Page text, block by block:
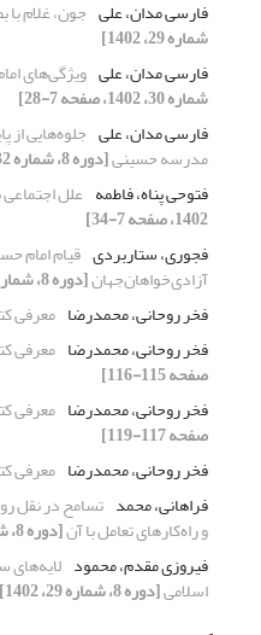
فارسی مدان، علی جون، غلام
شماره 29، 1402]
فارسی مدان، علی ویژگی‌های
شماره 30، 1402، صفحه 7-28]
فارسی مدان، علی جلوه‌هایی از
مدرسه حسینی[دوره 8، شماره 32، 1402، صفحه 77-98]
فتوحی پناه، فاطمه علل
1402، صفحه 7-34]
فجوری، ستاربردی قیام امام
آزادی‌خواهان‌جهان[دوره 8، شماره 31، 1402، صفحه 27-42]
فخر روحانی، محمدرضا معرفی
فخر روحانی، محمدرضا معرفی
صفحه 115-116]
فخر روحانی، محمدرضا معرفی
صفحه 117-119]
فخر روحانی، محمدرضا معرفی
فراهانی، محمد تسامح در نقل
و راه‌کارهای تعامل با آن[دوره 8، شماره 31، 1402، صفحه 93-110]
فیروزی مقدم، محمود لایه‌های
اسلامی[دوره 8، شماره 29، 1402]